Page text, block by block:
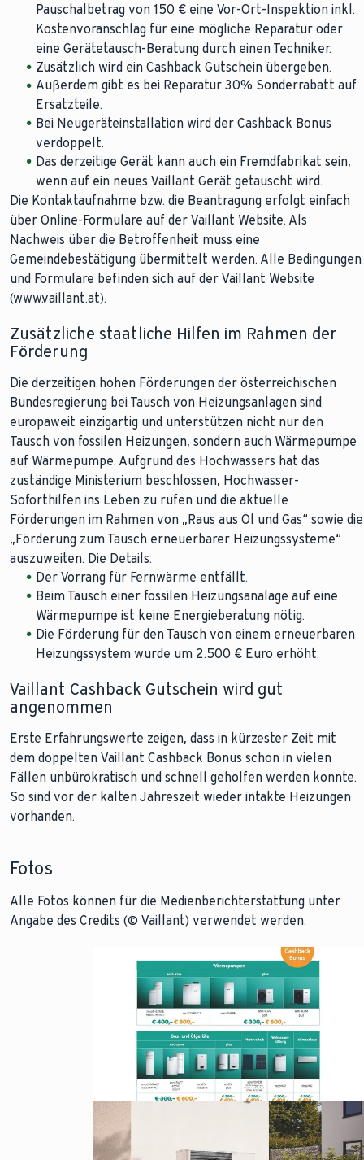
Pauschalbetrag von 150 € eine Vor-Ort-Inspektion inkl.
Kostenvoranschlag für eine mögliche Reparatur oder
eine Gerätetausch-Beratung durch einen Techniker.
Zusätzlich wird ein Cashback Gutschein übergeben.
Außerdem gibt es bei Reparatur 30% Sonderrabatt auf
Ersatzteile.
Bei Neugeräteinstallation wird der Cashback Bonus
verdoppelt.
Das derzeitige Gerät kann auch ein Fremdfabrikat sein,
wenn auf ein neues Vaillant Gerät getauscht wird.
Die Kontaktaufnahme bzw. die Beantragung erfolgt einfach
über Online-Formulare auf der Vaillant Website. Als
Nachweis über die Betroffenheit muss eine
Gemeindebestätigung übermittelt werden. Alle Bedingungen
und Formulare befinden sich auf der Vaillant Website
(www.vaillant.at).
Zusätzliche staatliche Hilfen im Rahmen der
Förderung
Die derzeitigen hohen Förderungen der österreichischen
Bundesregierung bei Tausch von Heizungsanlagen sind
europaweit einzigartig und unterstützen nicht nur den
Tausch von fossilen Heizungen, sondern auch Wärmepumpe
auf Wärmepumpe. Aufgrund des Hochwassers hat das
zuständige Ministerium beschlossen, Hochwasser-
Soforthilfen ins Leben zu rufen und die aktuelle
Förderungen im Rahmen von „Raus aus Öl und Gas“ sowie die
„Förderung zum Tausch erneuerbarer Heizungssysteme“
auszuweiten. Die Details:
Der Vorrang für Fernwärme entfällt.
Beim Tausch einer fossilen Heizungsanalage auf eine
Wärmepumpe ist keine Energieberatung nötig.
Die Förderung für den Tausch von einem erneuerbaren
Heizungssystem wurde um 2.500 € Euro erhöht.
Vaillant Cashback Gutschein wird gut
angenommen
Erste Erfahrungswerte zeigen, dass in kürzester Zeit mit
dem doppelten Vaillant Cashback Bonus schon in vielen
Fällen unbürokratisch und schnell geholfen werden konnte.
So sind vor der kalten Jahreszeit wieder intakte Heizungen
vorhanden.
Fotos
Alle Fotos können für die Medienberichterstattung unter
Angabe des Credits (© Vaillant) verwendet werden.